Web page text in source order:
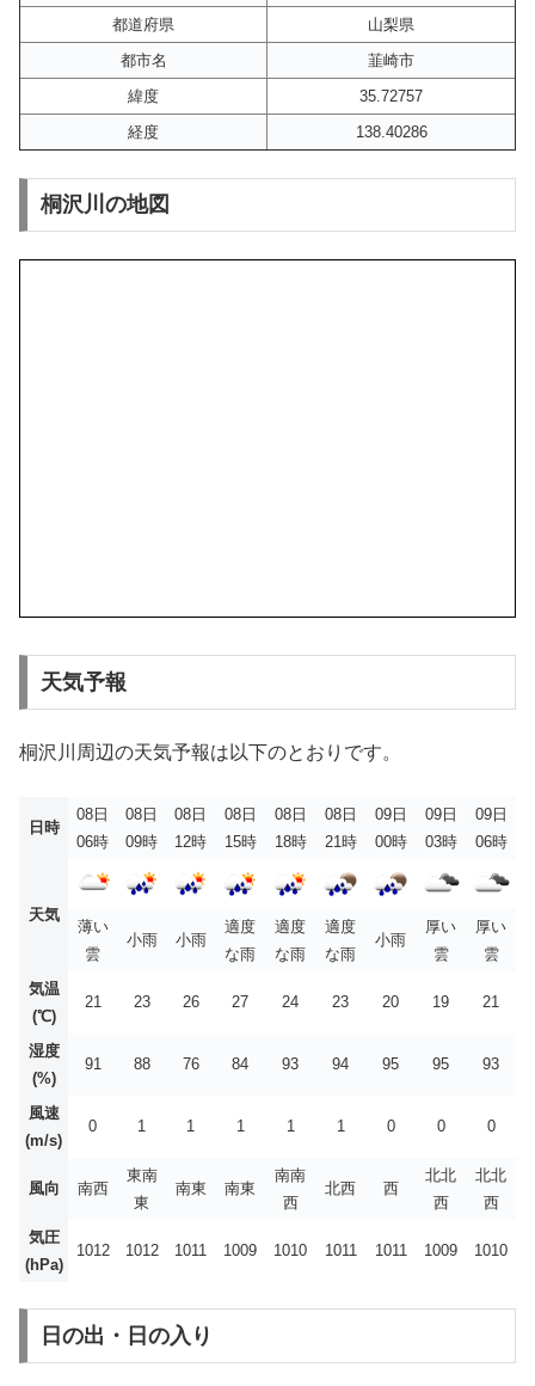
都道府県
山梨県
都市名
韮崎市
緯度
35.72757
経度
138.40286
桐沢川の地図
天気予報
桐沢川周辺の天気予報は以下のとおりです。
日時
08日
06時
08日
09時
08日
12時
08日
15時
08日
18時
08日
21時
09日
00時
09日
03時
09日
06時
天気
薄い
雲
小雨 小雨
適度
な雨
適度
な雨
適度
な雨
小雨
厚い
雲
厚い
雲
気温
(℃)
21 23 26 27 24 23 20 19 21
湿度
(%)
91 88 76 84 93 94 95 95 93
風速
(m/s)
0 1 1 1 1 1 0 0 0
風向 南西
東南
東
南東 南東
南南
西
北西 西
北北
西
北北
西
気圧
(hPa)
1012 1012 1011 1009 1010 1011 1011 1009 1010
日の出・日の入り